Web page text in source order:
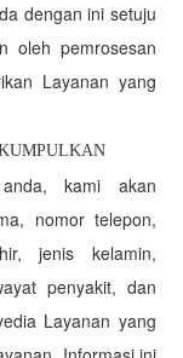
dengan ini setuju
oleh pemrosesan
Layanan yang
kami akan
nomor telepon,
jenis kelamin,
penyakit, dan
Layanan yang